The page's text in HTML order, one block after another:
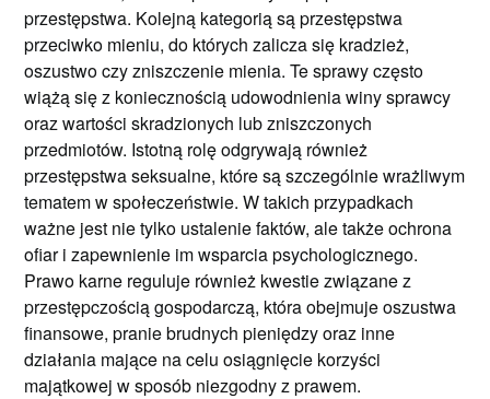
przestępstwa. Kolejną kategorią są przestępstwa
przeciwko mieniu, do których zalicza się kradzież,
oszustwo czy zniszczenie mienia. Te sprawy często
wiążą się z koniecznością udowodnienia winy sprawcy
oraz wartości skradzionych lub zniszczonych
przedmiotów. Istotną rolę odgrywają również
przestępstwa seksualne, które są szczególnie wrażliwym
tematem w społeczeństwie. W takich przypadkach
ważne jest nie tylko ustalenie faktów, ale także ochrona
ofiar i zapewnienie im wsparcia psychologicznego.
Prawo karne reguluje również kwestie związane z
przestępczością gospodarczą, która obejmuje oszustwa
finansowe, pranie brudnych pieniędzy oraz inne
działania mające na celu osiągnięcie korzyści
majątkowej w sposób niezgodny z prawem.